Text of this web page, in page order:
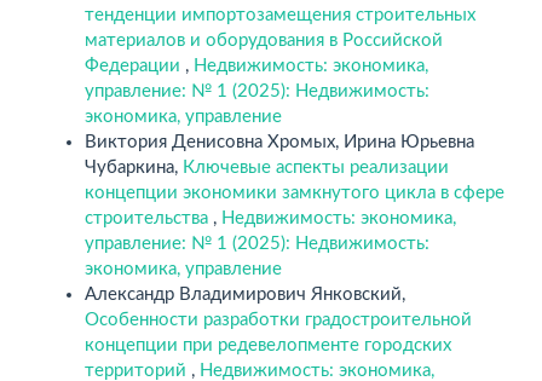
тенденции импортозамещения строительных
материалов и оборудования в Российской
Федерации , Недвижимость: экономика,
управление: № 1 (2025): Недвижимость:
экономика, управление
Виктория Денисовна Хромых, Ирина Юрьевна
Чубаркина, Ключевые аспекты реализации
концепции экономики замкнутого цикла в сфере
строительства , Недвижимость: экономика,
управление: № 1 (2025): Недвижимость:
экономика, управление
Александр Владимирович Янковский,
Особенности разработки градостроительной
концепции при редевелопменте городских
территорий , Недвижимость: экономика,